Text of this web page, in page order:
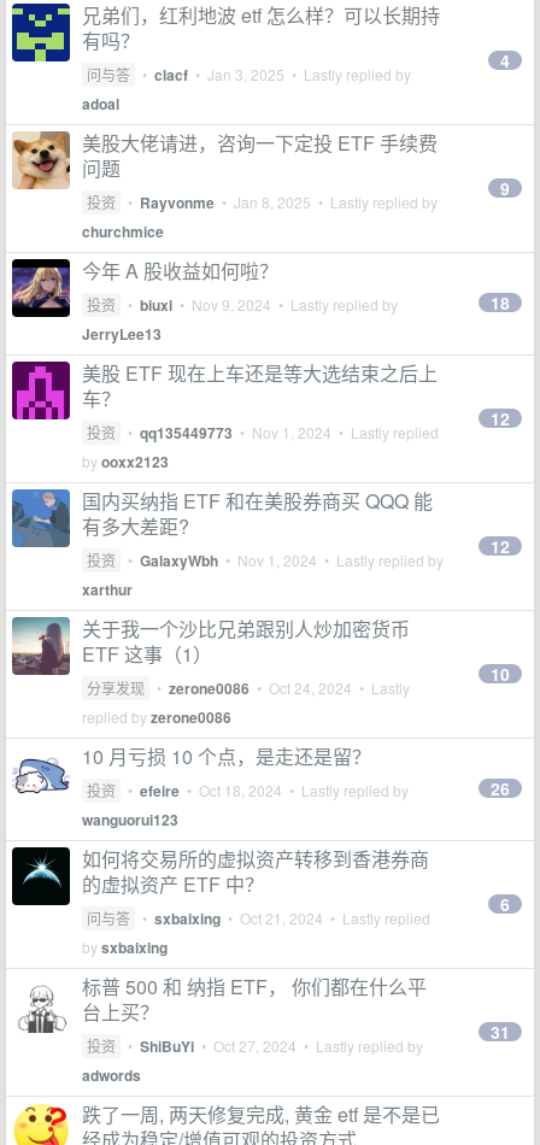
兄弟们，红利地波 etf 怎么样？可以长期持
有吗？
问与答 • clacf • Jan 3, 2025 • Lastly replied by
adoal
4
美股大佬请进，咨询一下定投 ETF 手续费
问题
投资 • Rayvonme • Jan 8, 2025 • Lastly replied by
churchmice
9
今年 A 股收益如何啦？
投资 • biuxi • Nov 9, 2024 • Lastly replied by
JerryLee13
18
美股 ETF 现在上车还是等大选结束之后上
车？
投资 • qq135449773 • Nov 1, 2024 • Lastly replied
byooxx2123
12
国内买纳指 ETF 和在美股券商买 QQQ 能
有多大差距?
投资 • GalaxyWbh • Nov 1, 2024 • Lastly replied by
xarthur
12
关于我一个沙比兄弟跟别人炒加密货币
ETF 这事（1）
分享发现 • zerone0086 • Oct 24, 2024 • Lastly
replied byzerone0086
10
10 月亏损 10 个点，是走还是留？
投资 • efeire • Oct 18, 2024 • Lastly replied by
wanguorui123
26
如何将交易所的虚拟资产转移到香港券商
的虚拟资产 ETF 中？
问与答 • sxbaixing • Oct 21, 2024 • Lastly replied
bysxbaixing
6
标普 500 和 纳指 ETF， 你们都在什么平
台上买？
投资 • ShiBuYi • Oct 27, 2024 • Lastly replied by
adwords
31
跌了一周, 两天修复完成, 黄金 etf 是不是已